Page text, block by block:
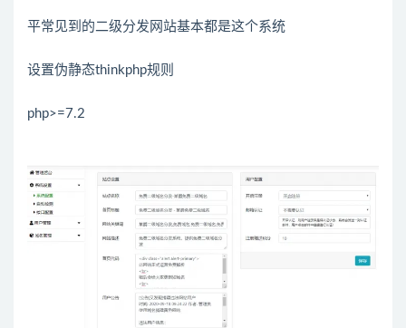
平常见到的二级分发网站基本都是这个系统
设置伪静态thinkphp规则
php>=7.2